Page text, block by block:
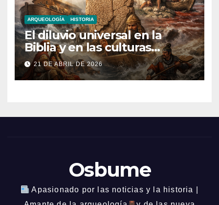
ARQUEOLOGÍA HISTORIA
El diluvio universal en la
Biblia y en las culturas
antiguas
21 DE ABRIL DE 2026
Osbume
Apasionado por las noticias y la historia |